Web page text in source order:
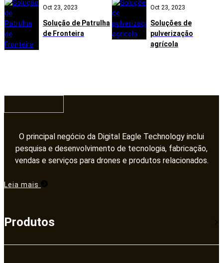
Oct 23, 2023
Solução de Patrulha
de Fronteira
Oct 23, 2023
Soluções de
pulverização
agrícola
O principal negócio da Digital Eagle Technology inclui
pesquisa e desenvolvimento de tecnologia, fabricação,
vendas e serviços para drones e produtos relacionados.​​​​​​​
Leia mais
Produtos